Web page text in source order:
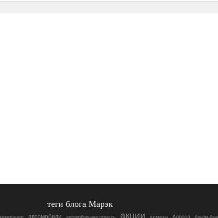
теги блога Марэк
акции алмазы Алроса